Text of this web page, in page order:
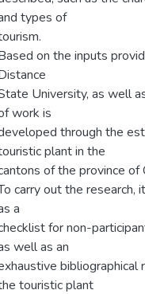
types of
on the inputs
University, as well
work is
through the
plant in the
of the province of
carry out the research,
a
for non-
well as an
touristic plant